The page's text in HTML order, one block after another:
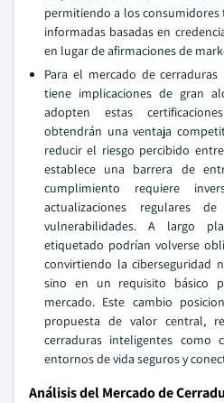
permitiendo a los
informadas basadas en
en lugar de afirmaciones de
Para el mercado de
tiene implicaciones de gran
adopten estas
obtendrán una ventaja
reducir el riesgo percibido
establece una barrera de
cumplimiento requiere
actualizaciones regulares
vulnerabilidades. A largo
etiquetado podrían volverse
convirtiendo la ciberseguridad
sino en un requisito básico
mercado. Este cambio
propuesta de valor central,
cerraduras inteligentes como
entornos de vida seguros y
Análisis del Mercado de